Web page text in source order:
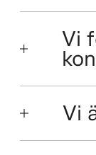
Vi
Vi